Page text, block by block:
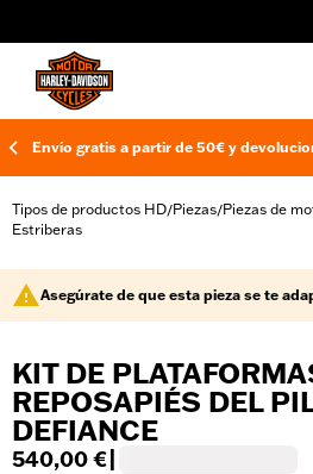
Envío gratis a partir de 50€ y
Tipos de productos HD/Piezas/Piezas de
Estriberas
Asegúrate de que esta pieza se te
KIT DE
REPOSAPIÉS DEL
DEFIANCE
540,00 €